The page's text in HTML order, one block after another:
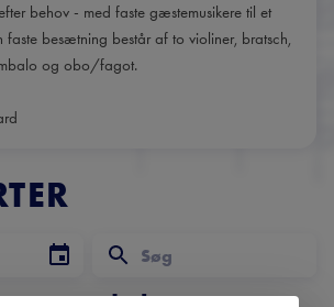
behov - med faste gæstemusikere til et
faste besætning består af to violiner, bratsch,
og obo/fagot.